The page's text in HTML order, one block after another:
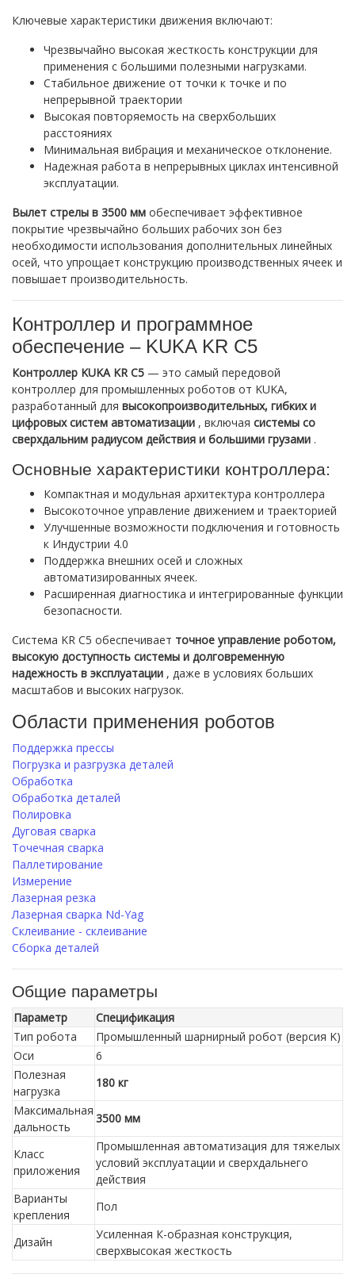
Ключевые характеристики движения включают:
Чрезвычайно высокая жесткость конструкции для
применения с большими полезными нагрузками.
Стабильное движение от точки к точке и по
непрерывной траектории
Высокая повторяемость на сверхбольших
расстояниях
Минимальная вибрация и механическое отклонение.
Надежная работа в непрерывных циклах интенсивной
эксплуатации.
Вылет стрелы в 3500 мм обеспечивает эффективное
покрытие чрезвычайно больших рабочих зон без
необходимости использования дополнительных линейных
осей, что упрощает конструкцию производственных ячеек и
повышает производительность.
Контроллер и программное
обеспечение – KUKA KR C5
Контроллер KUKA KR C5 — это самый передовой
контроллер для промышленных роботов от KUKA,
разработанный для высокопроизводительных, гибких и
цифровых систем автоматизации , включая системы со
сверхдальним радиусом действия и большими грузами .
Основные характеристики контроллера:
Компактная и модульная архитектура контроллера
Высокоточное управление движением и траекторией
Улучшенные возможности подключения и готовность
к Индустрии 4.0
Поддержка внешних осей и сложных
автоматизированных ячеек.
Расширенная диагностика и интегрированные функции
безопасности.
Система KR C5 обеспечивает точное управление роботом,
высокую доступность системы и долговременную
надежность в эксплуатации , даже в условиях больших
масштабов и высоких нагрузок.
Области применения роботов
Поддержка прессы
Погрузка и разгрузка деталей
Обработка
Обработка деталей
Полировка
Дуговая сварка
Точечная сварка
Паллетирование
Измерение
Лазерная резка
Лазерная сварка Nd-Yag
Склеивание - склеивание
Сборка деталей
Общие параметры
Параметр
Спецификация
Тип робота
Промышленный шарнирный робот (версия K)
Оси
6
Полезная
нагрузка
180 кг
Максимальная
дальность
3500 мм
Класс
приложения
Промышленная автоматизация для тяжелых
условий эксплуатации и сверхдальнего
действия
Варианты
крепления
Пол
Дизайн
Усиленная К-образная конструкция,
сверхвысокая жесткость